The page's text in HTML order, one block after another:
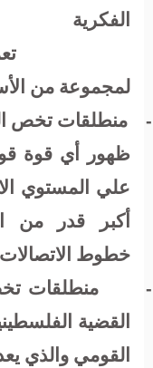
الفكرية
لمجموعة من
-
منطلقات تخص
ظهور أي قوة
علي المستوي
أكبر قدر من
خطوط
-
منطلقات
القضية
القومي والذي